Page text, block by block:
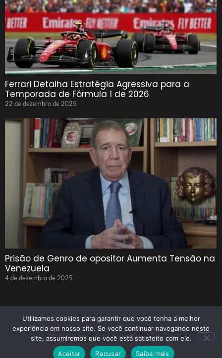
Ferrari Detalha Estratégia Agressiva para a
Temporada de Fórmula 1 de 2026
22 de dezembro de 2025
Prisão de Genro de opositor Aumenta Tensão na
Venezuela
4 de dezembro de 2025
© 2025 Tenho Que Saber Todos Os Direitos Reservados
Utilizamos cookies para garantir que você tenha a melhor
experiência em nosso site. Se você continuar navegando neste
site, assumiremos que você está satisfeito com ele.
Aceitar
Recusar Saiba mais